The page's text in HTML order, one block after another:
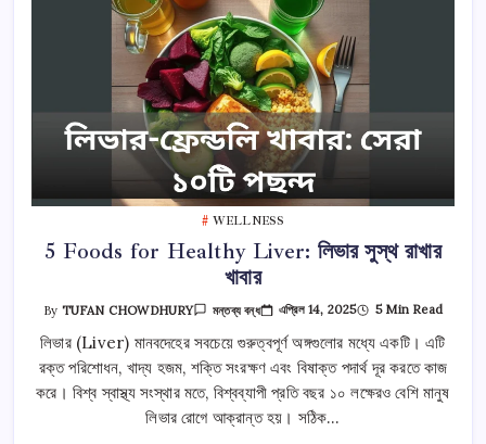
WELLNESS
5 Foods for Healthy Liver: লিভার সুস্থ রাখার
খাবার
By TUFAN CHOWDHURY
5
Foods
For
Healthy
Liver:
লিভার
সুস্থ
খাবার
মন্তব্য বন্ধ এপ্রিল 14, 2025 5 Min Read
লিভার (Liver) মানবদেহের সবচেয়ে গুরুত্বপূর্ণ অঙ্গগুলোর মধ্যে একটি। এটি
রক্ত পরিশোধন, খাদ্য হজম, শক্তি সংরক্ষণ এবং বিষাক্ত পদার্থ দূর করতে কাজ
করে। বিশ্ব স্বাস্থ্য সংস্থার মতে, বিশ্বব্যাপী প্রতি বছর ১০ লক্ষেরও বেশি মানুষ
লিভার রোগে আক্রান্ত হয়। সঠিক…